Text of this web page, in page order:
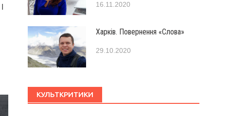
16.11.2020
Харків. Повернення «Слова»
29.10.2020
КУЛЬТКРИТИКИ